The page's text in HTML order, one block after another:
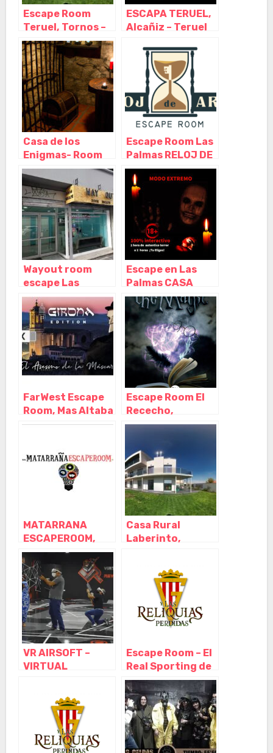
Escape Room
Teruel, Tornos –
Teruel
ESCAPA TERUEL,
Alcañiz – Teruel
Casa de los
Enigmas- Room
Escape Las
Palmas GC, Las
Palmas de Gran
Canaria – Las
Palmas
Escape Room Las
Palmas RELOJ DE
ARENA, Las
Palmas de Gran
Canaria – Las
Palmas
Wayout room
escape Las
Palmas, Las
Palmas de Gran
Canaria – Las
Palmas
Escape en Las
Palmas CASA
EMBRUJADA, Las
Palmas de Gran
Canaria – Las
Palmas
FarWest Escape
Room, Mas Altaba
– Girona
Escape Room El
Rececho,
Castellote –
MATARRANA
ESCAPEROOM,
Cretas – Teruel
Casa Rural
Laberinto,
VR AIRSOFT –
VIRTUAL
Palmas de Gran
Canaria – Las
Palmas
Escape Room – El
Real Sporting de
Gijón y Las
Reliquias
Perdidas, Gijón –
Asturias